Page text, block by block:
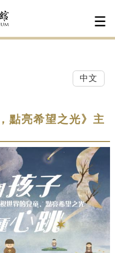
中文
點亮希望之光》主